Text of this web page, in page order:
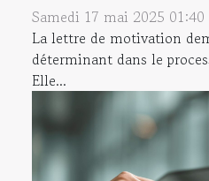
Samedi 17 mai 2025 01:40
La lettre de motivation
déterminant dans le
Elle...